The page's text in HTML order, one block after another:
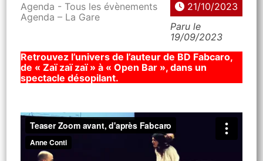
Agenda - Tous les évènements
Agenda – La Gare
21/10/2023
Paru le
19/09/2023
Retrouvez l’univers de l’auteur de BD Fabcaro,
de « Zaï zaï zaï » à « Open Bar », dans un
spectacle désopilant.